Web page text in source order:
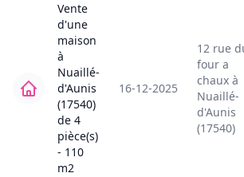
Vente
d'une
maison
à
Nuaillé-
d'Aunis
(17540)
de 4
pièce(s)
- 110
m2
16-12-2025
12 rue
four a
chaux à
Nuaillé-
d'Aunis
(17540)